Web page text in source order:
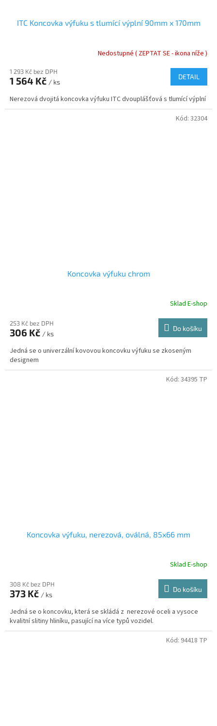
ITC Koncovka výfuku s tlumící výplní 90mm x 170mm
Nedostupné ( ZEPTAT SE - ikona níže )
1 293 Kč bez DPH
1 564 Kč / ks
DETAIL
Nerezová dvojitá koncovka výfuku ITC dvouplášťová s tlumící výplní
Koncovka výfuku chrom
Sklad E-shop
253 Kč bez DPH
306 Kč / ks
Do košíku
Jedná se o univerzální kovovou koncovku výfuku se zkoseným
designem
Kód: 32304
Koncovka výfuku, nerezová, oválná, 85x66 mm
Sklad E-shop
308 Kč bez DPH
373 Kč / ks
Do košíku
Jedná se o koncovku, která se skládá z nerezové oceli a vysoce
kvalitní slitiny hliníku, pasující na více typů vozidel.
Kód: 34395 TP
Kód: 94418 TP